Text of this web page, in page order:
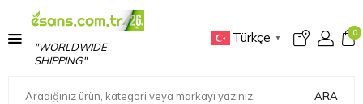
"WORLDWIDE
SHIPPING"
Türkçe ▼
0
ARA